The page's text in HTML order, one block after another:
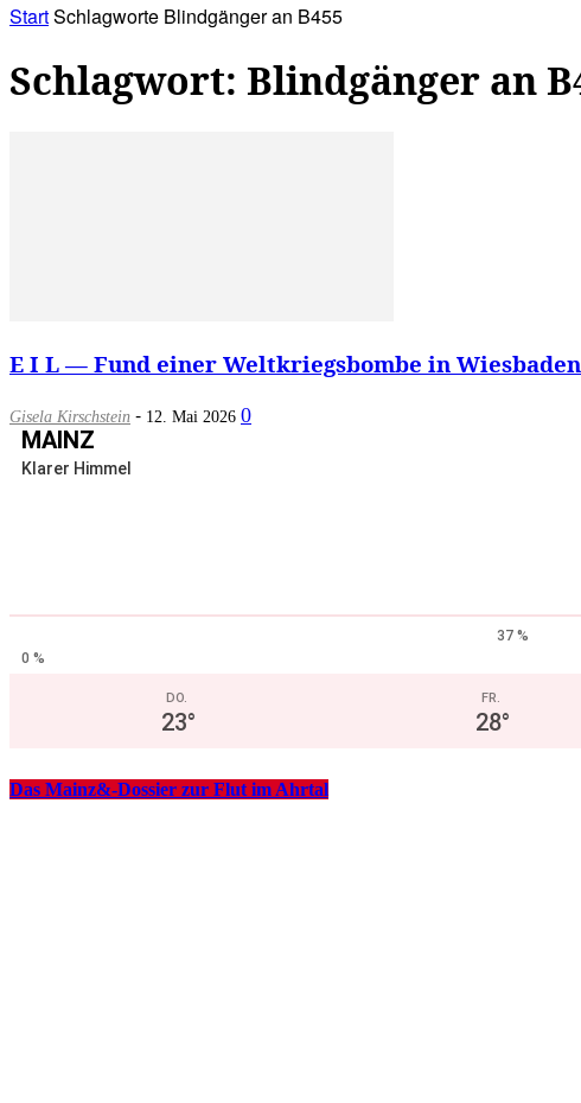
StartSchlagworte Blindgänger an B455
Schlagwort: Blindgänger an
E I L — Fund einer Weltkriegsbombe in
Gisela Kirschstein - 12. Mai 2026 0
MAINZ
Klarer Himmel
37 %
0 %
DO.
23°
FR.
28°
Das Mainz&-Dossier zur Flut im Ahrtal